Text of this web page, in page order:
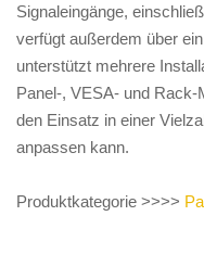
Signaleingänge,
verfügt außerdem über
unterstützt mehrere
Panel-, VESA- und
den Einsatz in einer
anpassen kann.
Produktkategorie >>>>